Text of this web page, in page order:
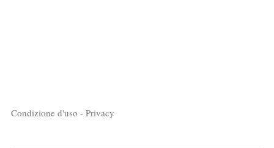
Condizione d'uso - Privacy